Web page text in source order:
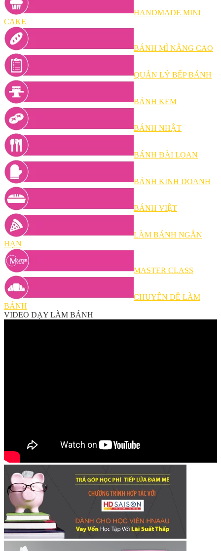
HANDMADE MINI
CAKE
BÁNH MÌ NÂNG CAO
QUẢN LÝ BẾP BÁNH
BÁNH KEM
BÁNH NHẬT
BÁNH ĐÀI LOAN
BÁNH KINH DOANH
BÁNH VIỆT
LÀM BÁNH NGẮN
HẠN
MASTER CLASS
CHUYÊN ĐỀ LÀM
BÁNH
VIDEO DẠY LÀM BÁNH